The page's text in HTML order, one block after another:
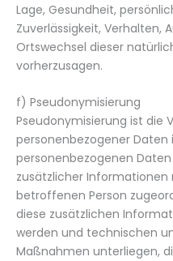
Lage, Gesundheit,
Zuverlässigkeit, Verhalten,
Ortswechsel dieser
vorherzusagen.
f) Pseudonymisierung
Pseudonymisierung ist die
personenbezogener Daten
personenbezogenen
zusätzlicher
betroffenen Person
diese zusätzlichen
werden und technischen
Maßnahmen unterliegen,